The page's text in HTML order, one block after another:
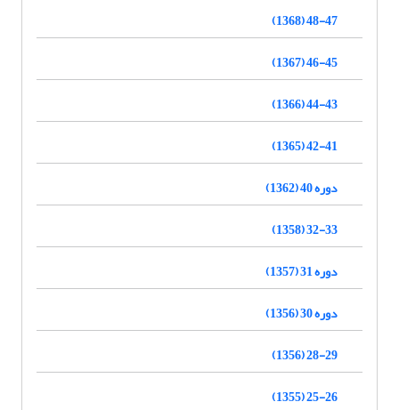
48-47 (1368)
46-45 (1367)
44-43 (1366)
42-41 (1365)
دوره 40 (1362)
32-33 (1358)
دوره 31 (1357)
دوره 30 (1356)
28-29 (1356)
25-26 (1355)